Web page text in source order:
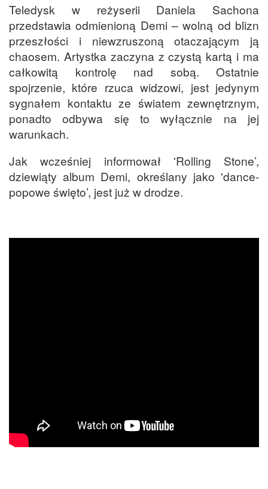
Teledysk w reżyserii Daniela Sachona
przedstawia odmienioną Demi – wolną od blizn
przeszłości i niewzruszoną otaczającym ją
chaosem. Artystka zaczyna z czystą kartą i ma
całkowitą kontrolę nad sobą. Ostatnie
spojrzenie, które rzuca widzowi, jest jedynym
sygnałem kontaktu ze światem zewnętrznym,
ponadto odbywa się to wyłącznie na jej
warunkach.
Jak wcześniej informował 'Rolling Stone’,
dziewiąty album Demi, określany jako 'dance-
popowe święto’, jest już w drodze.